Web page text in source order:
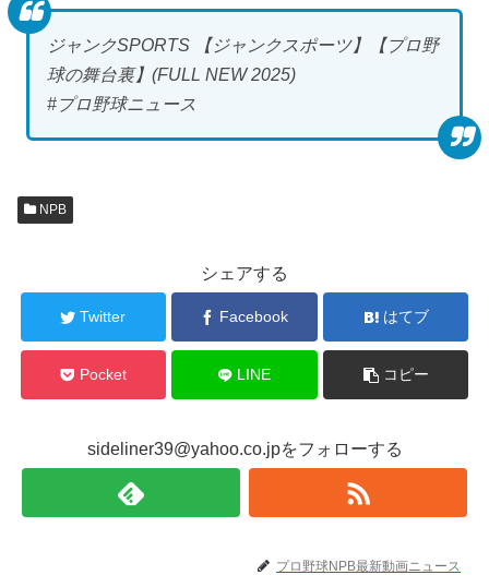
ジャンクSPORTS 【ジャンクスポーツ】【プロ野
球の舞台裏】(FULL NEW 2025)
#プロ野球ニュース
NPB
シェアする
Twitter Facebook はてブ
Pocket LINE コピー
sideliner39@yahoo.co.jpをフォローする
プロ野球NPB最新動画ニュース